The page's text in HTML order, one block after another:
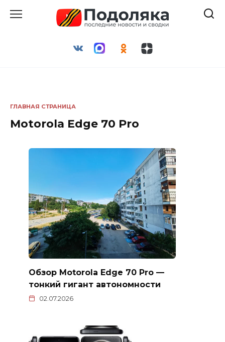
ГЛАВНАЯ СТРАНИЦА
Motorola Edge 70 Pro
Обзор Motorola Edge 70 Pro —
тонкий гигант автономности
02.07.2026